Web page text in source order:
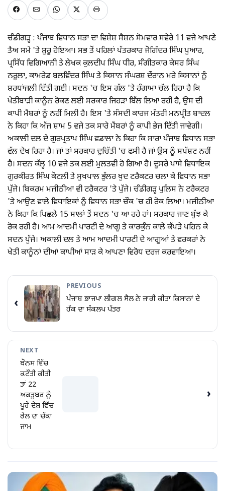
ਚੰਡੀਗੜ੍ਹ : ਪੰਜਾਬ ਵਿਧਾਨ ਸਭਾ ਦਾ ਵਿਸ਼ੇਸ਼ ਸੈਸ਼ਨ ਸੋਮਵਾਰ ਸਵੇਰੇ 11 ਵਜੇ ਆਪਣੇ
ਤੈਅ ਸਮੇਂ 'ਤੇ ਸ਼ੁਰੂ ਹੋਇਆ। ਸਭ ਤੋਂ ਪਹਿਲਾਂ ਪੱਤਰਕਾਰ ਜੋਗਿੰਦਰ ਸਿੰਘ ਪੁਆਰ,
ਪ੍ਰਸਿੱਧ ਵਿਗਿਆਨੀ ਤੇ ਲੇਖਕ ਕੁਲਦੀਪ ਸਿੰਘ ਧੀਰ, ਸੰਗੀਤਕਾਰ ਕੇਸਰ ਸਿੰਘ
ਨਰੂਲਾ, ਕਾਮਰੇਡ ਬਲਵਿੰਦਰ ਸਿੰਘ ਤੇ ਕਿਸਾਨ ਸੰਘਰਸ਼ ਦੌਰਾਨ ਮਰੇ ਕਿਸਾਨਾਂ ਨੂੰ
ਸ਼ਰਧਾਂਜਲੀ ਦਿੱਤੀ ਗਈ। ਸਦਨ 'ਚ ਇਸ ਗੱਲ 'ਤੇ ਹੰਗਾਮਾ ਚੱਲ ਰਿਹਾ ਹੈ ਕਿ
ਖੇਤੀਬਾਡ਼ੀ ਕਾਨੂੰਨ ਰੋਕਣ ਲਈ ਸਰਕਾਰ ਜਿਹੜਾ ਬਿੱਲ ਲਿਆ ਰਹੀ ਹੈ, ਉਸ ਦੀ
ਕਾਪੀ ਮੈਂਬਰਾਂ ਨੂੰ ਨਹੀਂ ਮਿਲੀ ਹੈ। ਇਸ 'ਤੇ ਸੰਸਦੀ ਕਾਰਜ ਮੰਤਰੀ ਮਨਪ੍ਰੀਤ ਬਾਦਲ
ਨੇ ਕਿਹਾ ਕਿ ਅੱਜ ਸ਼ਾਮ 5 ਵਜੇ ਤਕ ਸਾਰੇ ਮੈਂਬਰਾਂ ਨੂੰ ਕਾਪੀ ਭੇਜ ਦਿੱਤੀ ਜਾਵੇਗੀ।
ਅਕਾਲੀ ਦਲ ਦੇ ਗੁਰਪ੍ਰਤਾਪ ਸਿੰਘ ਵਡਾਲਾ ਨੇ ਕਿਹਾ ਕਿ ਸਾਰਾ ਪੰਜਾਬ ਵਿਧਾਨ ਸਭਾ
ਵੱਲ ਦੇਖ ਰਿਹਾ ਹੈ। ਜਾਂ ਤਾਂ ਸਰਕਾਰ ਦੁਚਿੱਤੀ 'ਚ ਫਸੀ ਹੈ ਜਾਂ ਉਸ ਨੂੰ ਸਪੱਸ਼ਟ ਨਹੀਂ
ਹੈ। ਸਦਨ ਕੱਲ੍ਹ 10 ਵਜੇ ਤਕ ਲਈ ਮੁਲਤਵੀ ਹੋ ਗਿਆ ਹੈ। ਦੂਸਰੇ ਪਾਸੇ ਵਿਧਾਇਕ
ਗੁਰਕੀਰਤ ਸਿੰਘ ਕੋਟਲੀ ਤੇ ਸੁਖਪਾਲ ਭੁੱਲਰ ਖੁਦ ਟਰੈਕਟਰ ਚਲਾ ਕੇ ਵਿਧਾਨ ਸਭਾ
ਪੁੱਜੇ। ਬਿਕਰਮ ਮਜੀਠੀਆ ਵੀ ਟਰੈਕਟਰ 'ਤੇ ਪੁੱਜੇ। ਚੰਡੀਗੜ੍ਹ ਪੁਲਿਸ ਨੇ ਟਰੈਕਟਰ
'ਤੇ ਆਉਣ ਵਾਲੇ ਵਿਧਾਇਕਾਂ ਨੂੰ ਵਿਧਾਨ ਸਭਾ ਚੌਕ 'ਚ ਹੀ ਰੋਕ ਲਿਆ। ਮਜੀਠੀਆ
ਨੇ ਕਿਹਾ ਕਿ ਪਿਛਲੇ 15 ਸਾਲਾਂ ਤੋਂ ਸਦਨ 'ਚ ਆ ਰਹੇ ਹਾਂ। ਸਰਕਾਰ ਜਾਣ ਬੁੱਝ ਕੇ
ਰੋਕ ਰਹੀ ਹੈ। ਆਮ ਆਦਮੀ ਪਾਰਟੀ ਦੇ ਆਗੂ ਤੇ ਕਾਰਕੁੰਨ ਕਾਲੇ ਕੱਪੜੇ ਪਹਿਨ ਕੇ
ਸਦਨ ਪੁੱਜੇ। ਅਕਾਲੀ ਦਲ ਤੇ ਆਮ ਆਦਮੀ ਪਾਰਟੀ ਦੇ ਆਗੂਆਂ ਤੇ ਵਰਕਰਾਂ ਨੇ
ਖੇਤੀ ਕਾਨੂੰਨਾਂ ਦੀਆਂ ਕਾਪੀਆਂ ਸਾੜ ਕੇ ਆਪਣਾ ਵਿਰੋਧ ਦਰਜ ਕਰਵਾਇਆ।
‹
PREVIOUS
ਪੰਜਾਬ ਭਾਜਪਾ ਲੀਗਲ ਸੈਲ ਨੇ ਜਾਰੀ ਕੀਤਾ ਕਿਸਾਨਾਂ ਦੇ
ਹੱਕ ਦਾ ਸੰਕਲਪ ਪੱਤਰ
NEXT
ਬੋਨਸ ਵਿੱਚ
ਕਟੌਤੀ ਕੀਤੀ
ਤਾਂ 22
ਅਕਤੂਬਰ ਨੂੰ
ਪੂਰੇ ਦੇਸ਼ ਵਿੱਚ
ਰੇਲ ਦਾ ਚੱਕਾ
ਜਾਮ
›